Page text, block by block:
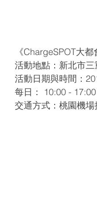
《ChargeSPOT大
活動地點：新北市
活動日期與時間：
每日： 10:00 - 17:00
交通方式：桃園機